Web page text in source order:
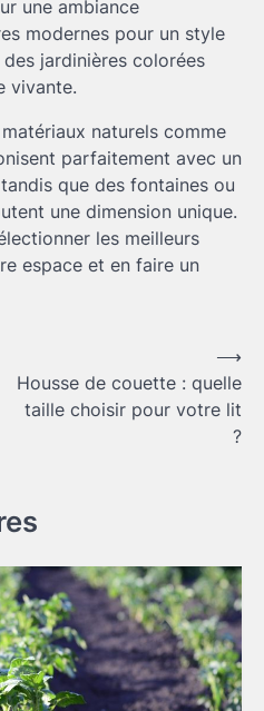
une ambiance
modernes pour un style
jardinières colorées
vivante.
naturels comme
parfaitement avec un
que des fontaines ou
une dimension unique.
les meilleurs
espace et en faire un
Housse de couette : quelle
taille choisir pour votre lit
?
⟶